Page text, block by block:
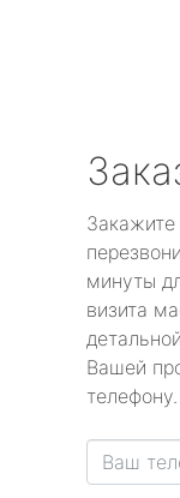
минуты
визита
Вашей
телефону.